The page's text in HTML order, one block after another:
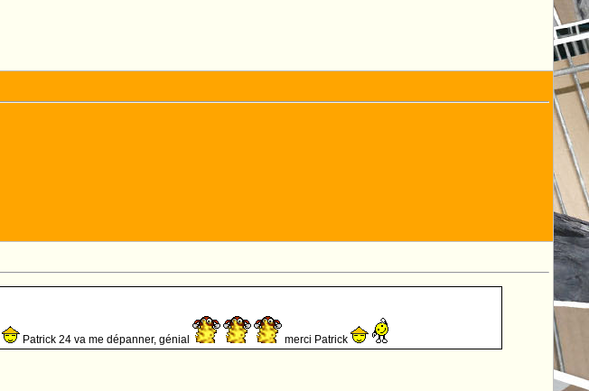
Patrick 24 va me dépanner, génial merci Patrick